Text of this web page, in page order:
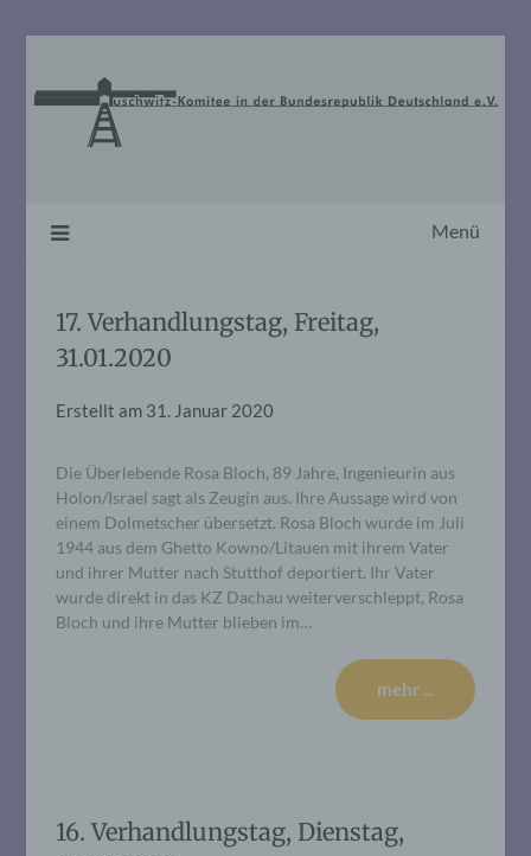
Menü
17. Verhandlungstag, Freitag,
31.01.2020
Erstellt am 31. Januar 2020
Die Überlebende Rosa Bloch, 89 Jahre, Ingenieurin aus
Holon/Israel sagt als Zeugin aus. Ihre Aussage wird von
einem Dolmetscher übersetzt. Rosa Bloch wurde im Juli
1944 aus dem Ghetto Kowno/Litauen mit ihrem Vater
und ihrer Mutter nach Stutthof deportiert. Ihr Vater
wurde direkt in das KZ Dachau weiterverschleppt, Rosa
Bloch und ihre Mutter blieben im…
mehr ...
16. Verhandlungstag, Dienstag,